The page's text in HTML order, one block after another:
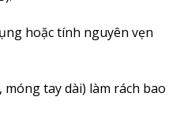
hoặc tính nguyên vẹn
tay dài) làm rách bao